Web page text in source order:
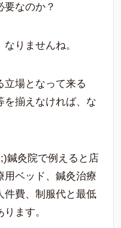
要なのか？
りませんね。
立場となって来る
を揃えなければ、な
鍼灸院で例えると店
用ベッド、鍼灸治療
件費、制服代と最低
ます。